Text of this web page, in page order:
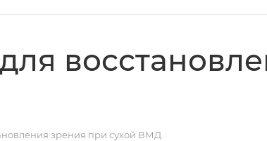
зрения при сухой ВМД